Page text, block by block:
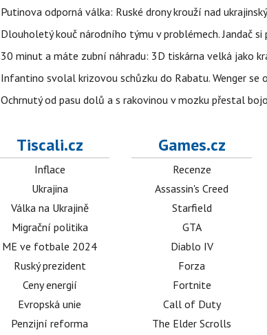
Putinova odporná válka: Ruské drony krouží nad
Dlouholetý kouč národního týmu v problémech. Jandač
30 minut a máte zubní náhradu: 3D tiskárna velká jako
Infantino svolal krizovou schůzku do Rabatu. Wenger
Ochrnutý od pasu dolů a s rakovinou v mozku přestal
Tiscali.cz
Inflace
Ukrajina
Válka na Ukrajině
Migrační politika
ME ve fotbale 2024
Ruský prezident
Ceny energií
Evropská unie
Penzijní reforma
Games.cz
Recenze
Assassin's Creed
Starfield
GTA
Diablo IV
Forza
Fortnite
Call of Duty
The Elder Scrolls